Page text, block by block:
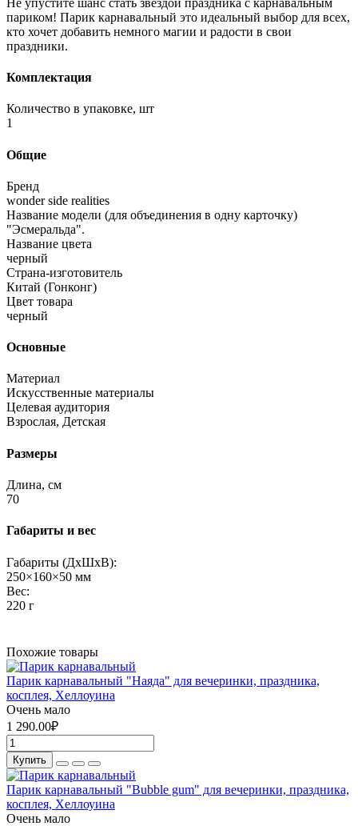
париком! Парик карнавальный это идеальный выбор для всех,
кто хочет добавить немного магии и радости в свои
праздники.
Комплектация
Количество в упаковке, шт
1
Общие
Бренд
wonder side realities
Название модели (для объединения в одну карточку)
"Эсмеральда".
Название цвета
черный
Страна-изготовитель
Китай (Гонконг)
Цвет товара
черный
Основные
Материал
Искусственные материалы
Целевая аудитория
Взрослая, Детская
Размеры
Длина, см
70
Габариты и вес
Габариты (ДхШхВ):
250×160×50 мм
Вес:
220 г
Похожие товары
Парик карнавальный "Наяда" для вечеринки, праздника,
косплея, Хеллоуина
Очень мало
1 290.00₽
Купить
Парик карнавальный "Bubble gum" для вечеринки, праздника,
косплея, Хеллоуина
Очень мало